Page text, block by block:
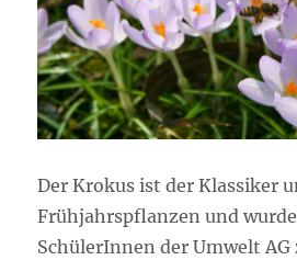
Der Krokus ist der Klassiker
Frühjahrspflanzen und
SchülerInnen der Umwelt AG